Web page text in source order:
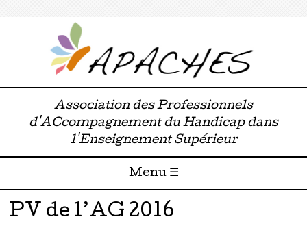
Association des Professionnels
d'ACcompagnement du Handicap dans
l'Enseignement Supérieur
Menu ☰
Passer directement au contenu
PV de l’AG 2016